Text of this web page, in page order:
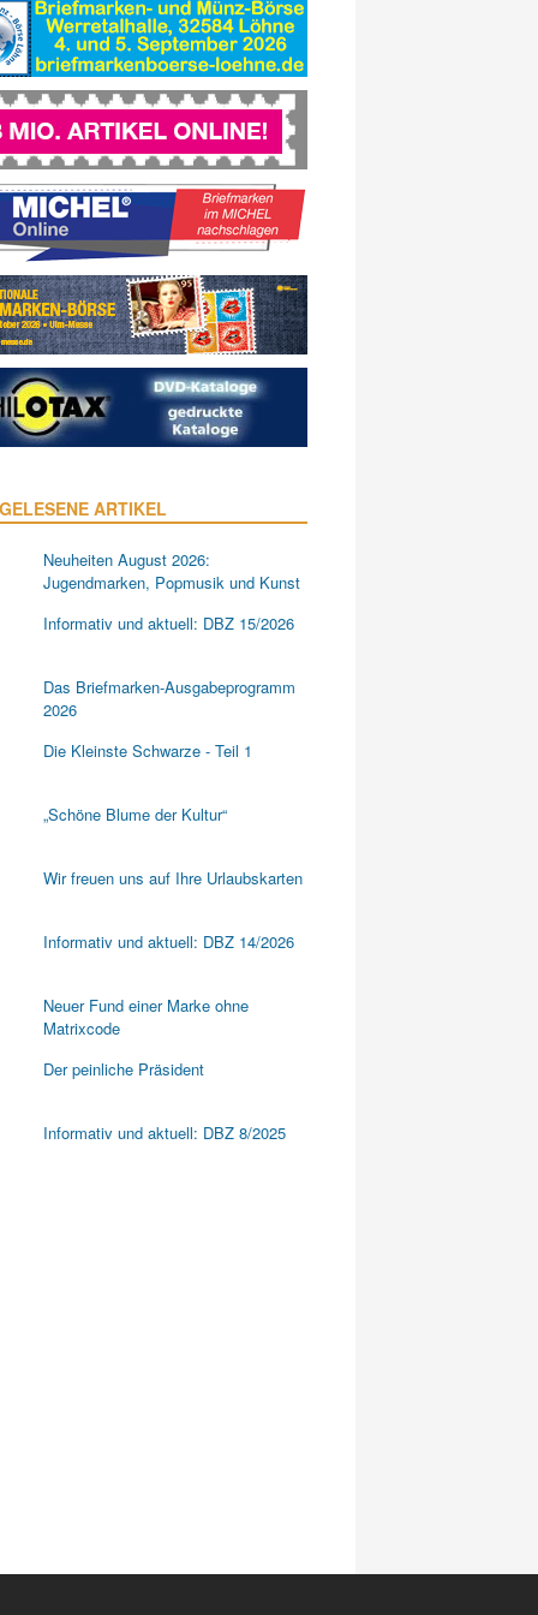
ARTIKEL
Neuheiten August 2026:
Jugendmarken, Popmusik und Kunst
Informativ und aktuell: DBZ 15/2026
Das Briefmarken-Ausgabeprogramm
2026
Die Kleinste Schwarze - Teil 1
„Schöne Blume der Kultur“
Wir freuen uns auf Ihre Urlaubskarten
Informativ und aktuell: DBZ 14/2026
Neuer Fund einer Marke ohne
Matrixcode
Der peinliche Präsident
Informativ und aktuell: DBZ 8/2025